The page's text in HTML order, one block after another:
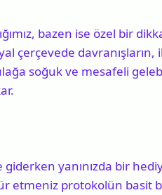
bazen ise özel bir
çerçevede
soğuk ve mesafeli
yanınızda bir
etmeniz protokolün basit